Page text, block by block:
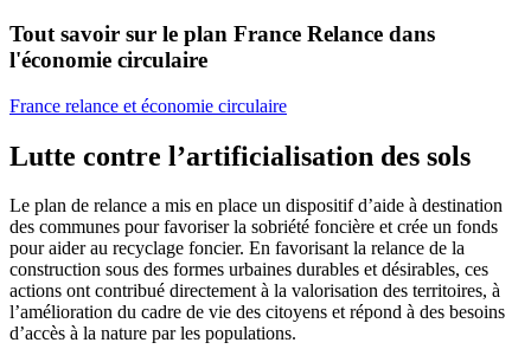
Tout savoir sur le plan France Relance dans
l'économie circulaire
France relance et économie circulaire
Lutte contre l’artificialisation des sols
Le plan de relance a mis en place un dispositif d’aide à destination
des communes pour favoriser la sobriété foncière et crée un fonds
pour aider au recyclage foncier. En favorisant la relance de la
construction sous des formes urbaines durables et désirables, ces
actions ont contribué directement à la valorisation des territoires, à
l’amélioration du cadre de vie des citoyens et répond à des besoins
d’accès à la nature par les populations.